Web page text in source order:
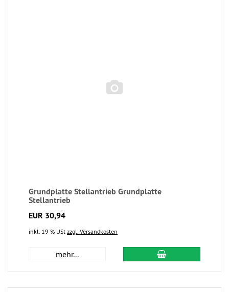
Grundplatte Stellantrieb Grundplatte
Stellantrieb
EUR 30,94
inkl. 19 % USt zzgl. Versandkosten
mehr...